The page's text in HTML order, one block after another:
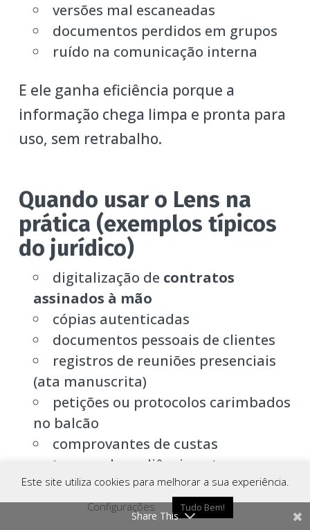
versões mal escaneadas
documentos perdidos em grupos
ruído na comunicação interna
E ele ganha eficiência porque a
informação chega limpa e pronta para
uso, sem retrabalho.
Quando usar o Lens na
prática (exemplos típicos
do jurídico)
digitalização de contratos
assinados à mão
cópias autenticadas
documentos pessoais de clientes
registros de reuniões presenciais
(ata manuscrita)
petições ou protocolos carimbados
no balcão
comprovantes de custas
termos de audiência entregues
fisicamente
Em todos os casos, o Lens cria PDF de
Ligar Whatsapp
Este site utiliza cookies para melhorar a sua experiência.
Configurações
Tudo Bem!
Share This